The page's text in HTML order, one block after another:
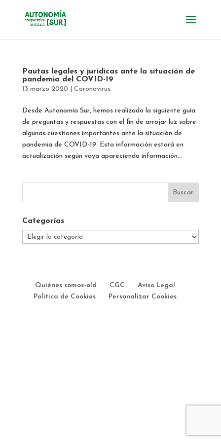
Pautas legales y jurídicas ante la situación de
pandemia del COVID-19
13 marzo 2020 Coronavirus
Desde Autonomía Sur, hemos realizado la siguiente guía
de preguntas y respuestas con el fin de arrojar luz sobre
algunas cuestiones importantes ante la situación de
pandemia de COVID-19. Esta información estará en
actualización según vaya apareciendo información...
Categorías
Categorías
Quiénes somos-old CGC
Aviso Legal
Política de Cookies
Personalizar Cookies